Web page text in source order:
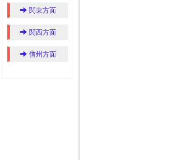
関東方面
関西方面
信州方面